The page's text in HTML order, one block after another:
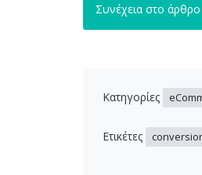
Συνέχεια στο άρθρο
Κατηγορίες
Ετικέτες